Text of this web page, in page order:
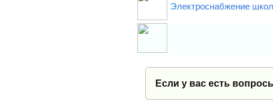
Электроснабжение
Если у вас есть